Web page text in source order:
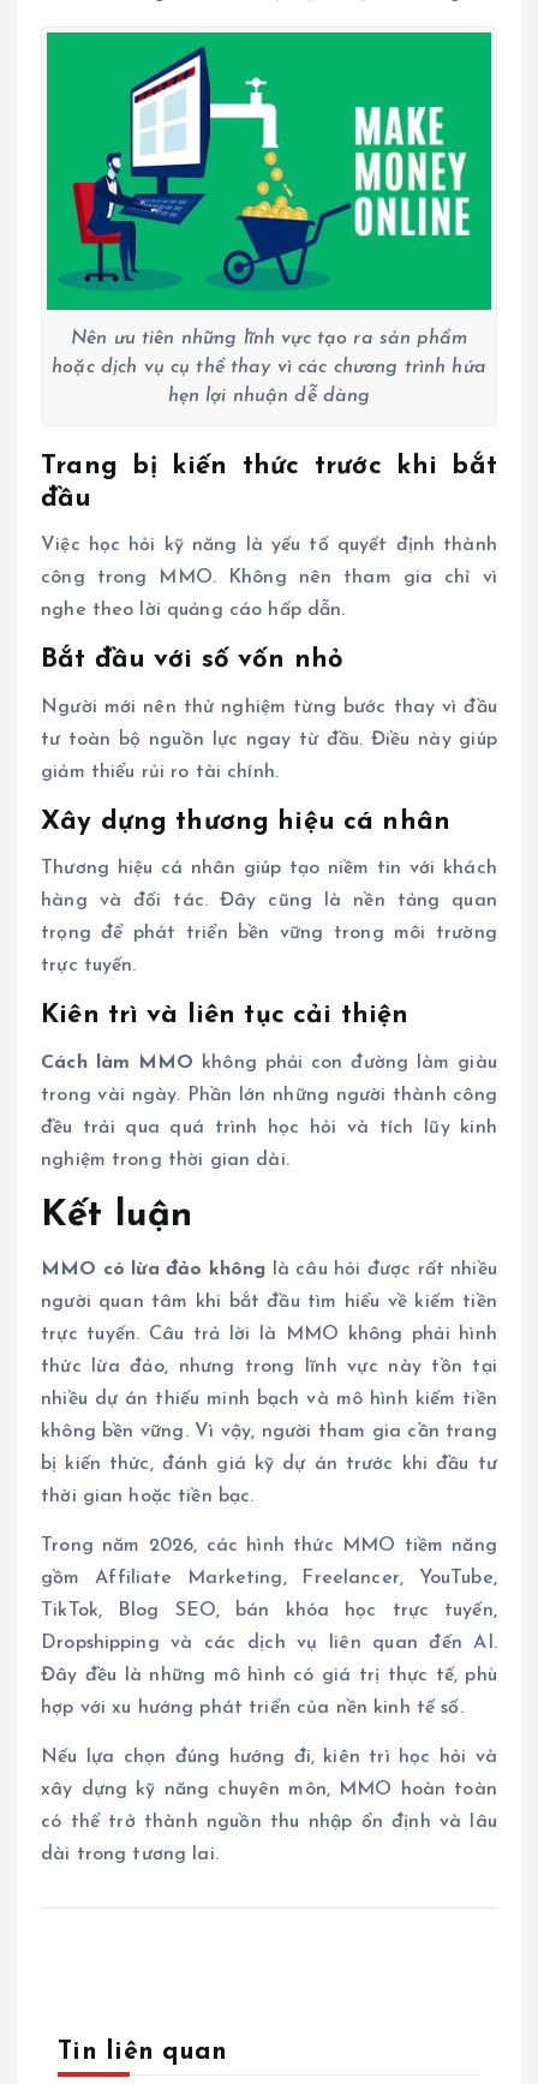
Nên ưu tiên những lĩnh vực tạo ra sản phẩm
hoặc dịch vụ cụ thể thay vì các chương trình hứa
hẹn lợi nhuận dễ dàng
Trang bị kiến thức trước khi bắt
đầu
Việc học hỏi kỹ năng là yếu tố quyết định thành
công trong MMO. Không nên tham gia chỉ vì
nghe theo lời quảng cáo hấp dẫn.
Bắt đầu với số vốn nhỏ
Người mới nên thử nghiệm từng bước thay vì đầu
tư toàn bộ nguồn lực ngay từ đầu. Điều này giúp
giảm thiểu rủi ro tài chính.
Xây dựng thương hiệu cá nhân
Thương hiệu cá nhân giúp tạo niềm tin với khách
hàng và đối tác. Đây cũng là nền tảng quan
trọng để phát triển bền vững trong môi trường
trực tuyến.
Kiên trì và liên tục cải thiện
Cách làm MMO
không phải con đường làm giàu
trong vài ngày. Phần lớn những người thành công
đều trải qua quá trình học hỏi và tích lũy kinh
nghiệm trong thời gian dài.
Kết luận
MMO có lừa đảo không là câu hỏi được rất nhiều
người quan tâm khi bắt đầu tìm hiểu về kiếm tiền
trực tuyến. Câu trả lời là MMO không phải hình
thức lừa đảo, nhưng trong lĩnh vực này tồn tại
nhiều dự án thiếu minh bạch và mô hình kiếm tiền
không bền vững. Vì vậy, người tham gia cần trang
bị kiến thức, đánh giá kỹ dự án trước khi đầu tư
thời gian hoặc tiền bạc.
Trong năm 2026, các hình thức MMO tiềm năng
gồm Affiliate Marketing, Freelancer, YouTube,
TikTok, Blog SEO, bán khóa học trực tuyến,
Dropshipping và các dịch vụ liên quan đến AI.
Đây đều là những mô hình có giá trị thực tế, phù
hợp với xu hướng phát triển của nền kinh tế số.
Nếu lựa chọn đúng hướng đi, kiên trì học hỏi và
xây dựng kỹ năng chuyên môn, MMO hoàn toàn
có thể trở thành nguồn thu nhập ổn định và lâu
dài trong tương lai.
Tin liên quan